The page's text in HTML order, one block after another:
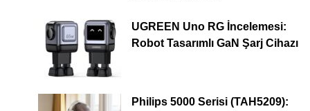
UGREEN Uno RG İncelemesi:
Robot Tasarımlı GaN Şarj Cihazı
Philips 5000 Serisi (TAH5209):